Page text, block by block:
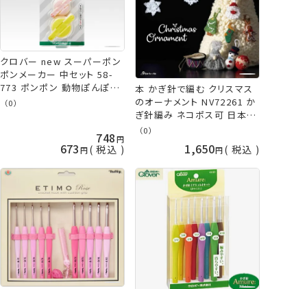
クロバー new スーパーポン
ポンメーカー 中セット 58-
773 ポンポン 動物ぽんぽん
clv 手芸の山久
（0）
748
673 税込
本 かぎ針で編む クリスマス
のオーナメント NV72261 か
ぎ針編み ネコポス可 日本ヴ
ォーグ社 手芸の山久
（0）
1,650 税込